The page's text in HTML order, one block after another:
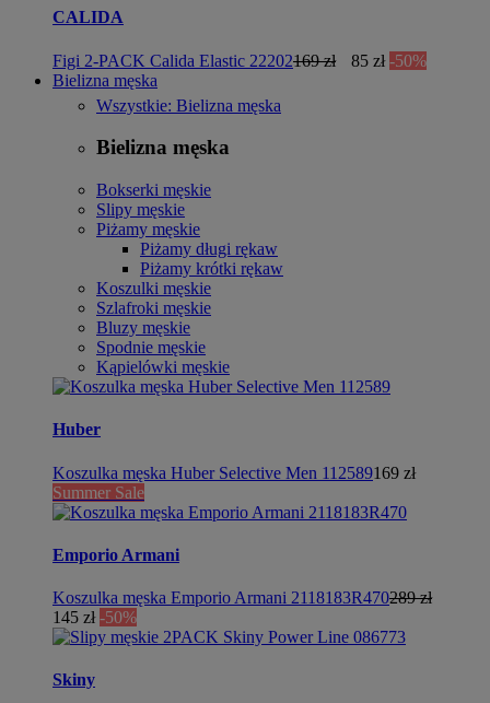
CALIDA
Figi 2-PACK Calida Elastic 22202169 zł 85 zł -50%
Bielizna męska
Wszystkie: Bielizna męska
Bielizna męska
Bokserki męskie
Slipy męskie
Piżamy męskie
Piżamy długi rękaw
Piżamy krótki rękaw
Koszulki męskie
Szlafroki męskie
Bluzy męskie
Spodnie męskie
Kąpielówki męskie
Huber
Koszulka męska Huber Selective Men 112589169 zł
Summer Sale
Emporio Armani
Koszulka męska Emporio Armani 2118183R470289 zł
145 zł -50%
Skiny